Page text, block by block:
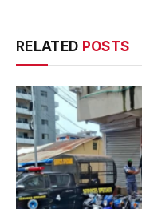
RELATED POSTS